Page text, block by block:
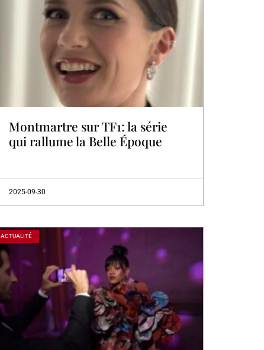
Montmartre sur TF1: la série
qui rallume la Belle Époque
2025-09-30
ACTUALITÉ